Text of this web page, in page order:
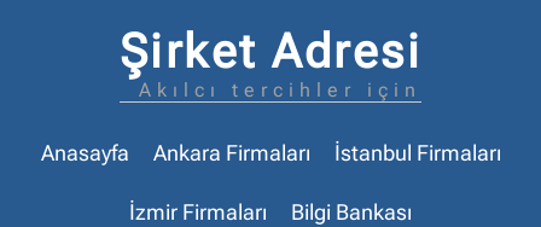
Şirket Adresi
Akılcı tercihler için
Anasayfa Ankara Firmaları İstanbul Firmaları
İzmir Firmaları Bilgi Bankası